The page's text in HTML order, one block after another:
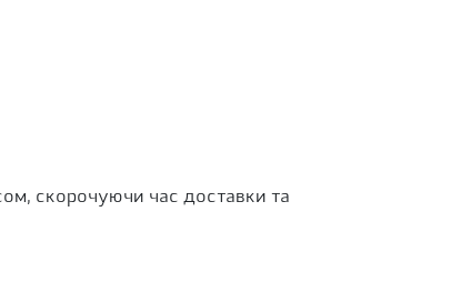
скорочуючи час доставки та